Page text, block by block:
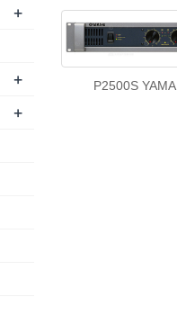
P2500S
+
+
+